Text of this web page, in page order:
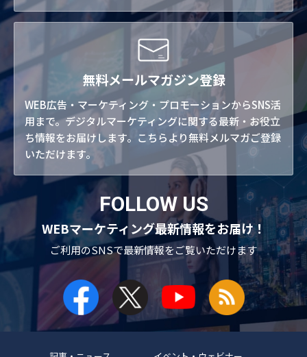
無料メールマガジン登録
WEB広告・マーケティング・プロモーションからSNS活
用まで。デジタルマーケティングに関する最新・お役立
ち情報をお届けします。こちらより無料メルマガご登録
いただけます。
FOLLOW US
WEBマーケティング最新情報をお届け！
ご利用のSNSで最新情報をご覧いただけます